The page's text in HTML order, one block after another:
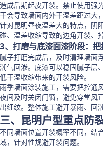
造成后期起皮开裂。禁止使用强
干会导致墙面内外干湿差距过大
针对昆明昼夜温差大的特点，阴
碰、温差收缩导致的边角开裂、
3、打磨与底漆面漆阶段：把
腻子打磨完成后，及时清理墙面
潮气回渗。底漆可以稳固腻子层
低干湿收缩带来的开裂风险。
雨季墙面涂装施工，需要把控通
夜间及时关闭门窗，避免穿堂风
出细纹。整体施工避开暴雨、回
三、昆明户型重点防
不同墙面位置开裂概率不同，结
域，针对性规避开裂问题。